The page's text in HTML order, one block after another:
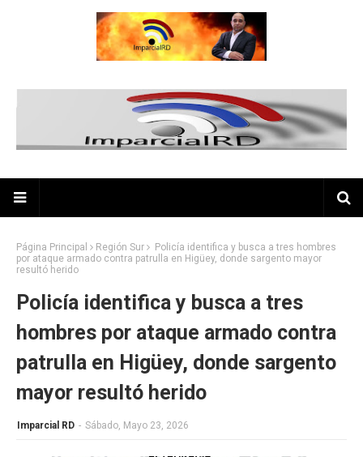
Página Principal Región Sur
Policía identifica y busca a tres hombres
por ataque armado contra patrulla en Higüey, donde sargento mayor
resultó herido
Policía identifica y busca a tres
hombres por ataque armado contra
patrulla en Higüey, donde sargento
mayor resultó herido
Imparcial RD - Sábado, Mayo 23, 2026